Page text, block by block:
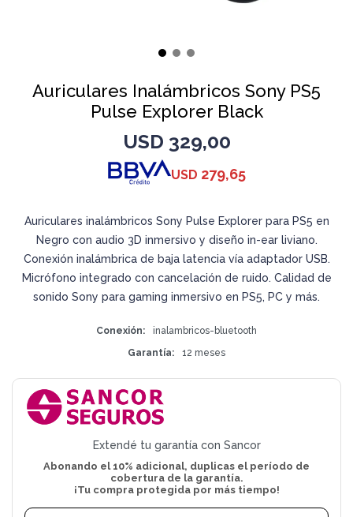
Auriculares Inalámbricos Sony PS5
Pulse Explorer Black
USD 329,00
USD 279,65
Auriculares inalámbricos Sony Pulse Explorer para PS5 en
Negro con audio 3D inmersivo y diseño in-ear liviano.
Conexión inalámbrica de baja latencia vía adaptador USB.
Micrófono integrado con cancelación de ruido. Calidad de
sonido Sony para gaming inmersivo en PS5, PC y más.
Conexión
inalambricos-bluetooth
Garantía
12 meses
Extendé tu garantía con Sancor
Abonando el 10% adicional, duplicas el período de
cobertura de la garantía.
¡Tu compra protegida por más tiempo!